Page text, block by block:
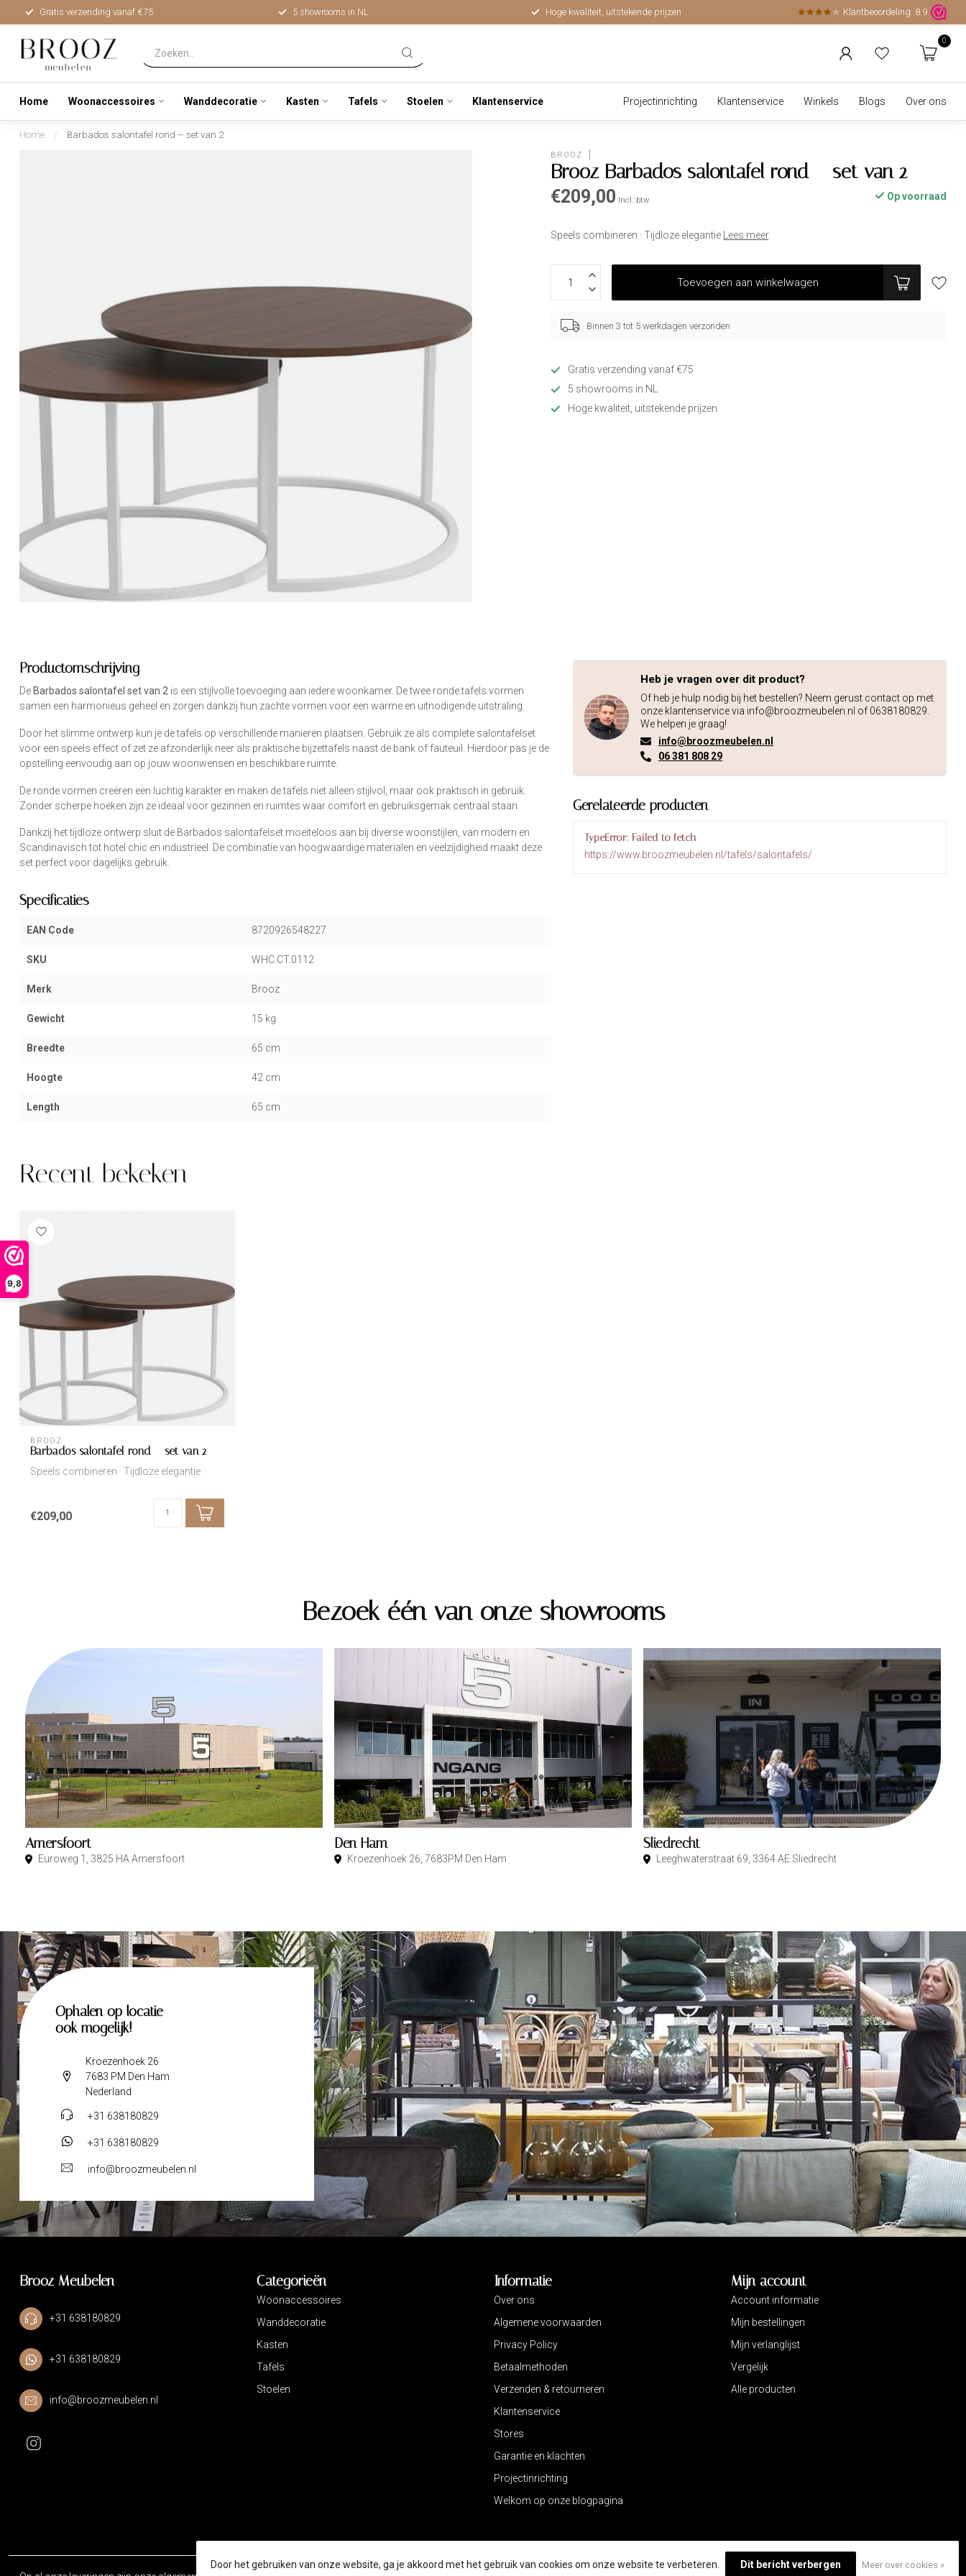
9,8
Gratis verzending vanaf €75 5 showrooms in NL Hoge kwaliteit, uitstekende prijzen Klantbeoordeling: 8.9
0
Home Woonaccessoires Wanddecoratie Kasten Tafels Stoelen Klantenservice Projectinrichting Klantenservice Winkels Blogs Over ons
Home / Barbados salontafel rond – set van 2
BROOZ
Brooz Barbados salontafel rond – set van 2
€209,00 Incl. btw Op voorraad
Speels combineren · Tijdloze elegantie Lees meer.
Toevoegen aan winkelwagen
Binnen 3 tot 5 werkdagen verzonden
Gratis verzending vanaf €75
5 showrooms in NL
Hoge kwaliteit, uitstekende prijzen
Productomschrijving
De Barbados salontafel set van 2 is een stijlvolle toevoeging aan iedere woonkamer. De twee ronde tafels vormen
samen een harmonieus geheel en zorgen dankzij hun zachte vormen voor een warme en uitnodigende uitstraling.
Door het slimme ontwerp kun je de tafels op verschillende manieren plaatsen. Gebruik ze als complete salontafelset
voor een speels effect of zet ze afzonderlijk neer als praktische bijzettafels naast de bank of fauteuil. Hierdoor pas je de
opstelling eenvoudig aan op jouw woonwensen en beschikbare ruimte.
De ronde vormen creëren een luchtig karakter en maken de tafels niet alleen stijlvol, maar ook praktisch in gebruik.
Zonder scherpe hoeken zijn ze ideaal voor gezinnen en ruimtes waar comfort en gebruiksgemak centraal staan.
Dankzij het tijdloze ontwerp sluit de Barbados salontafelset moeiteloos aan bij diverse woonstijlen, van modern en
Scandinavisch tot hotel chic en industrieel. De combinatie van hoogwaardige materialen en veelzijdigheid maakt deze
set perfect voor dagelijks gebruik.
Specificaties
EAN Code 8720926548227
SKU WHC.CT.0112
Merk Brooz
Gewicht 15 kg
Breedte 65 cm
Hoogte 42 cm
Length 65 cm
Heb je vragen over dit product?
Of heb je hulp nodig bij het bestellen? Neem gerust contact op met
onze klantenservice via info@broozmeubelen.nl of 0638180829.
We helpen je graag!
info@broozmeubelen.nl
06 381 808 29
Gerelateerde producten
TypeError: Failed to fetch
https://www.broozmeubelen.nl/tafels/salontafels/
Recent bekeken
BROOZ
Barbados salontafel rond – set van 2
Speels combineren · Tijdloze elegantie
€209,00
Bezoek één van onze showrooms
Amersfoort
Euroweg 1, 3825 HA Amersfoort
Den Ham
Kroezenhoek 26, 7683PM Den Ham
Sliedrecht
Leeghwaterstraat 69, 3364 AE Sliedrecht
Ophalen op locatie
ook mogelijk!
Kroezenhoek 26
7683 PM Den Ham
Nederland
+31 638180829
+31 638180829
info@broozmeubelen.nl
Brooz Meubelen
+31 638180829
+31 638180829
info@broozmeubelen.nl
Categorieën
Woonaccessoires
Wanddecoratie
Kasten
Tafels
Stoelen
Informatie
Over ons
Algemene voorwaarden
Privacy Policy
Betaalmethoden
Verzenden & retourneren
Klantenservice
Stores
Garantie en klachten
Projectinrichting
Welkom op onze blogpagina
Mijn account
Account informatie
Mijn bestellingen
Mijn verlanglijst
Vergelijk
Alle producten
Door het gebruiken van onze website, ga je akkoord met het gebruik van cookies om onze website te verbeteren. Dit bericht verbergen Meer over cookies »